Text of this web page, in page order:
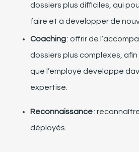
dossiers plus difficiles, qui
faire et à développerde
Coaching: offrir de
dossiers plus complexes, afin
que l’employé développe
expertise.
Reconnaissance:
déployés.